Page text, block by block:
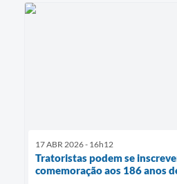
17 ABR 2026 - 16h12
Tratoristas podem se
comemoração aos 186 anos